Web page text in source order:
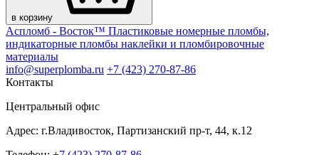
в корзину
Аспломб - Восток™ Пластиковые номерные пломбы,
индикаторные пломбы наклейки и пломбировочные
материалы
info@superplomba.ru +7 (423) 270-87-86
Контакты
Центральный офис
Адрес: г.Владивосток, Партизанский пр-т, 44, к.12